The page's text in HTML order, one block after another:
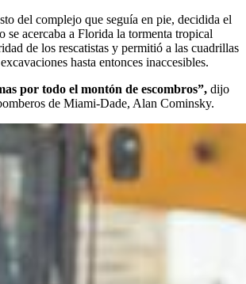
del complejo que seguía en pie, decidida el
se acercaba a Florida la tormenta tropical
de los rescatistas y permitió a las cuadrillas
hasta entonces inaccesibles.
por todo el montón de escombros”, dijo
de Miami-Dade, Alan Cominsky.